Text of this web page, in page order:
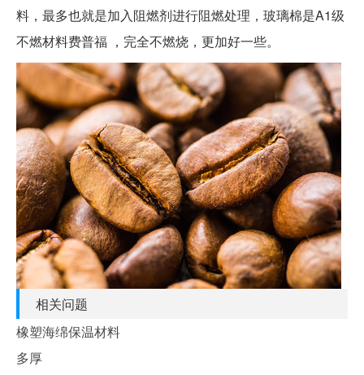
料，最多也就是加入阻燃剂进行阻燃处理，玻璃棉是A1级
不燃材料费普福 ，完全不燃烧，更加好一些。
相关问题
橡塑海绵保温材料
多厚